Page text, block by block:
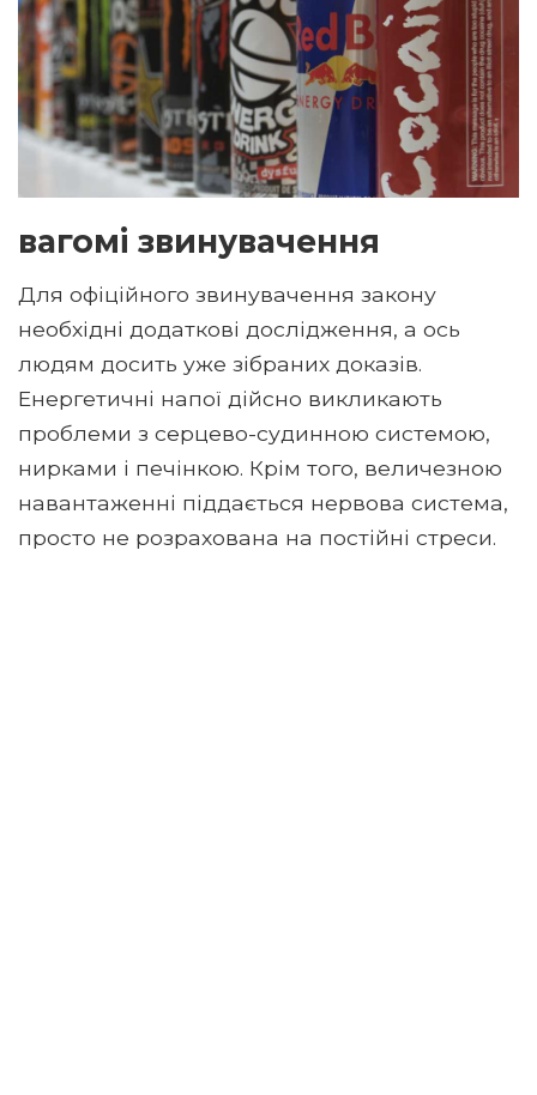
вагомі звинувачення
Для офіційного звинувачення закону
необхідні додаткові дослідження, а ось
людям досить уже зібраних доказів.
Енергетичні напої дійсно викликають
проблеми з серцево-судинною системою,
нирками і печінкою. Крім того, величезною
навантаженні піддається нервова система,
просто не розрахована на постійні стреси.